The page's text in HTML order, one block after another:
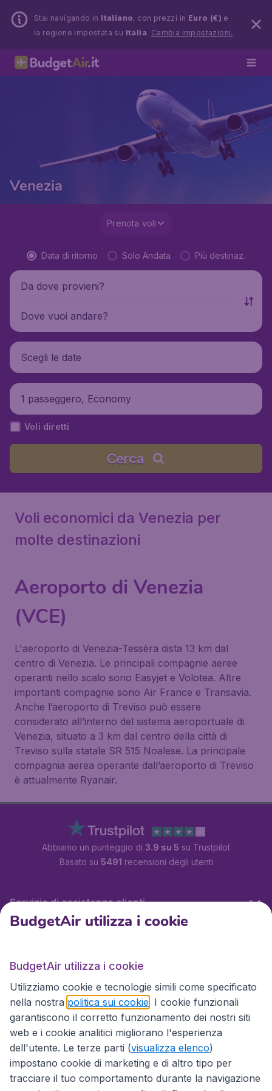
Stai navigando in Italiano, con prezzi in Euro (€) e
la regione impostata su Italia. Cambia impostazioni.
Venezia
Prenota voli
Data di ritorno Solo Andata Più destinaz.
Da dove provieni?
Dove vuoi andare?
Scegli le date
1 passeggero, Economy
Voli diretti
Cerca
Voli economici da Venezia per
molte destinazioni
Aeroporto di Venezia
(VCE)
L'aeroporto di Venezia-Tessèra dista 13 km dal
centro di Venezia. Le principali compagnie aeree
operanti nello scalo sono Easyjet e Volotea. Altre
importanti compagnie sono Air France e Transavia.
Anche l’aeroporto di Treviso può essere
considerato all’interno del sistema aeroportuale di
Venezia, situato a 3 km dal centro della città di
Treviso sulla statale SR 515 Noalese. La principale
compagnia aerea operante dall’aeroporto di Treviso
è attualmente Ryanair.
Abbiamo un punteggio di 3.9 su 5 su Trustpilot
Basato su 5491 recensioni degli utenti
Servizio di assistenza clienti
Siti internazionali
BudgetAir utilizza i cookie
BudgetAir utilizza i cookie
Utilizziamo cookie e tecnologie simili come specificato
nella nostra politica sui cookie . I cookie funzionali
garantiscono il corretto funzionamento dei nostri siti
web e i cookie analitici migliorano l'esperienza
dell'utente. Le terze parti (visualizza elenco)
impostano cookie di marketing e di altro tipo per
tracciare il tuo comportamento durante la navigazione